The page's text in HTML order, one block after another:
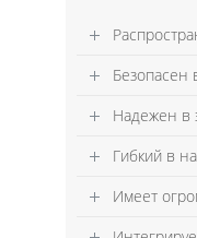
Безопасен
Надежен в
Гибкий в
Имеет